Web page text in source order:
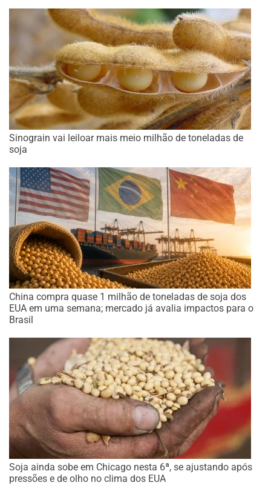
Sinograin vai leiloar mais meio milhão de toneladas de
soja
China compra quase 1 milhão de toneladas de soja dos
EUA em uma semana; mercado já avalia impactos para o
Brasil
Soja ainda sobe em Chicago nesta 6ª, se ajustando após
pressões e de olho no clima dos EUA